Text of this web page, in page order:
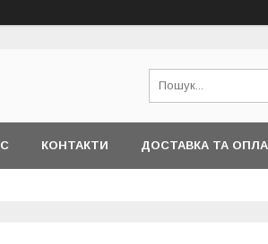
КОНТАКТИ ДОСТАВКА ТА